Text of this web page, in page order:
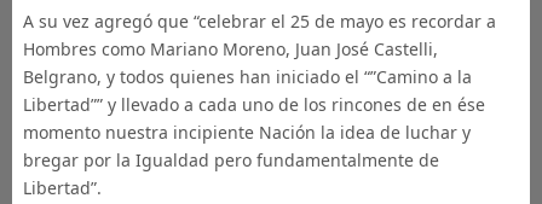
A su vez agregó que “celebrar el 25 de mayo es recordar a
Hombres como Mariano Moreno, Juan José Castelli,
Belgrano, y todos quienes han iniciado el “”Camino a la
Libertad”” y llevado a cada uno de los rincones de en ése
momento nuestra incipiente Nación la idea de luchar y
bregar por la Igualdad pero fundamentalmente de
Libertad”.